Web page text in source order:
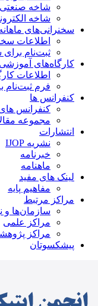
شاخه صنعتی
شاخه‌
سخنرانی‌های ماهانه
اطلاعات
ثبت‌نام برای
کارگاه‌های آموزشی
اطلاعات
فرم ثبت‌نام
کنفرانس ها
کنفرانس های
مجموعه
انتشارات
نشریه IJOP
خبرنامه
ماهنامه
لینک های مفید
مفاهیم پایه
مراکز مرتبط
سازمان‌ها و
مراکز علمی
مراکز
پیشکسوتان